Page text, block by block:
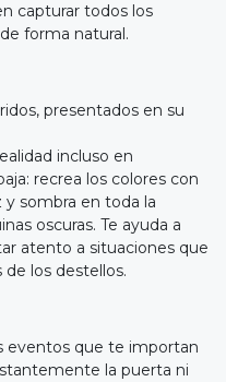
capturar todos los
forma natural.
presentados en su
incluso en
recrea los colores con
y sombra en toda la
oscuras. Te ayuda a
atento a situaciones que
de los destellos.
eventos que te importan
la puerta ni